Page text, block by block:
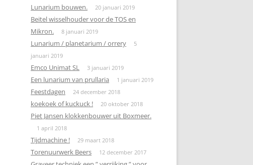
Lunarium bouwen. 20 januari 2019
Beitel wisselhouder voor de TOS en
Mikron.
8 januari 2019
Lunarium / planetarium / orrery
5
januari 2019
Emco Unimat SL 3 januari 2019
Een lunarium van prullaria 1 januari 2019
Feestdagen 24 december 2018
koekoek of kuckuck ! 20 oktober 2018
Piet Jansen klokkenbouwer uit Boxmeer.
1 april 2018
Tijdmachine ! 29 maart 2018
Torenuurwerk Beers 12 december 2017